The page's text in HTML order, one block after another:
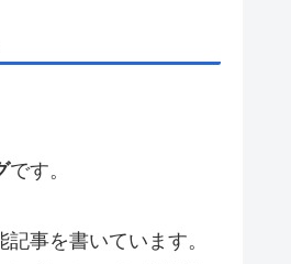
です。
事を書いています。